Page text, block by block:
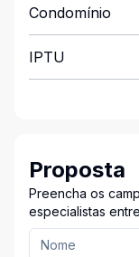
Condomínio
IPTU
Proposta
Preencha os
especialistas